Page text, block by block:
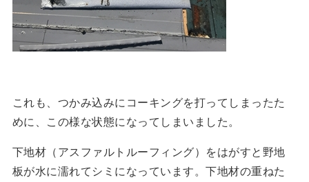
これも、つかみ込みにコーキングを打ってしまったた
めに、この様な状態になってしまいました。
下地材（アスファルトルーフィング）をはがすと野地
板が水に濡れてシミになっています。下地材の重ねた